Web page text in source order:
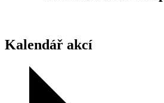
Kalendář akcí